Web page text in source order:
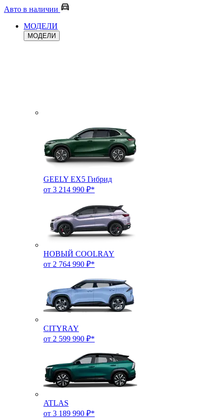
Авто в наличии
МОДЕЛИ
МОДЕЛИ
GEELY EX5 Гибрид
от 3 214 990 ₽*
НОВЫЙ COOLRAY
от 2 764 990 ₽*
CITYRAY
от 2 599 990 ₽*
ATLAS
от 3 189 990 ₽*